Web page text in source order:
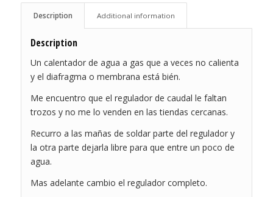
Description Additional information
Description
Un calentador de agua a gas que a veces no calienta
y el diafragma o membrana está bién.
Me encuentro que el regulador de caudal le faltan
trozos y no me lo venden en las tiendas cercanas.
Recurro a las mañas de soldar parte del regulador y
la otra parte dejarla libre para que entre un poco de
agua.
Mas adelante cambio el regulador completo.